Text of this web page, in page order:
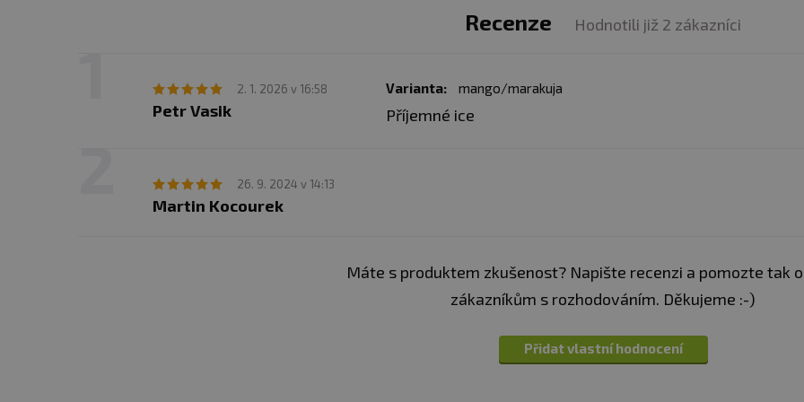
Recenze Hodnotili již 2 zákazníci
2. 1. 2026 v 16:58
Petr Vasik
Varianta: mango/marakuja
Příjemné ice
26. 9. 2024 v 14:13
Martin Kocourek
Máte s produktem zkušenost? Napište recenzi a pomozte tak
zákazníkům s rozhodováním. Děkujeme :-)
Přidat vlastní hodnocení